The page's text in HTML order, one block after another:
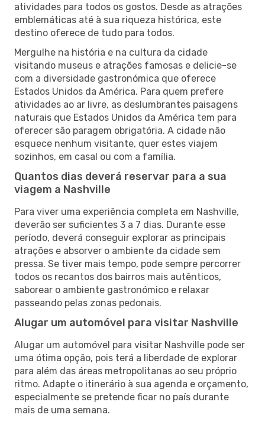
atividades para todos os gostos. Desde as atrações
emblemáticas até à sua riqueza histórica, este
destino oferece de tudo para todos.
Mergulhe na história e na cultura da cidade
visitando museus e atrações famosas e delicie-se
com a diversidade gastronómica que oferece
Estados Unidos da América. Para quem prefere
atividades ao ar livre, as deslumbrantes paisagens
naturais que Estados Unidos da América tem para
oferecer são paragem obrigatória. A cidade não
esquece nenhum visitante, quer estes viajem
sozinhos, em casal ou com a família.
Quantos dias deverá reservar para a sua
viagem a Nashville
Para viver uma experiência completa em Nashville,
deverão ser suficientes 3 a 7 dias. Durante esse
período, deverá conseguir explorar as principais
atrações e absorver o ambiente da cidade sem
pressa. Se tiver mais tempo, pode sempre percorrer
todos os recantos dos bairros mais autênticos,
saborear o ambiente gastronómico e relaxar
passeando pelas zonas pedonais.
Alugar um automóvel para visitar Nashville
Alugar um automóvel para visitar Nashville pode ser
uma ótima opção, pois terá a liberdade de explorar
para além das áreas metropolitanas ao seu próprio
ritmo. Adapte o itinerário à sua agenda e orçamento,
especialmente se pretende ficar no país durante
mais de uma semana.